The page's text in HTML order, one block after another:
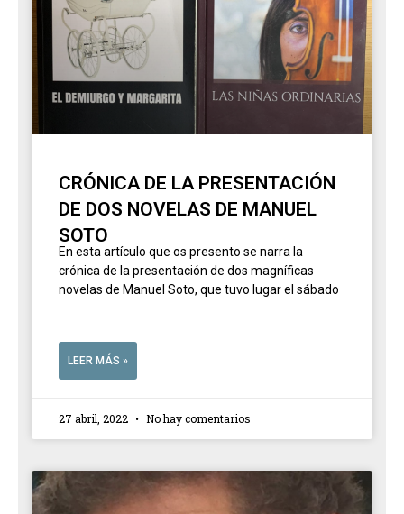
CRÓNICA DE LA PRESENTACIÓN
DE DOS NOVELAS DE MANUEL
SOTO
En esta artículo que os presento se narra la
crónica de la presentación de dos magníficas
novelas de Manuel Soto, que tuvo lugar el sábado
LEER MÁS »
27 abril, 2022 No hay comentarios